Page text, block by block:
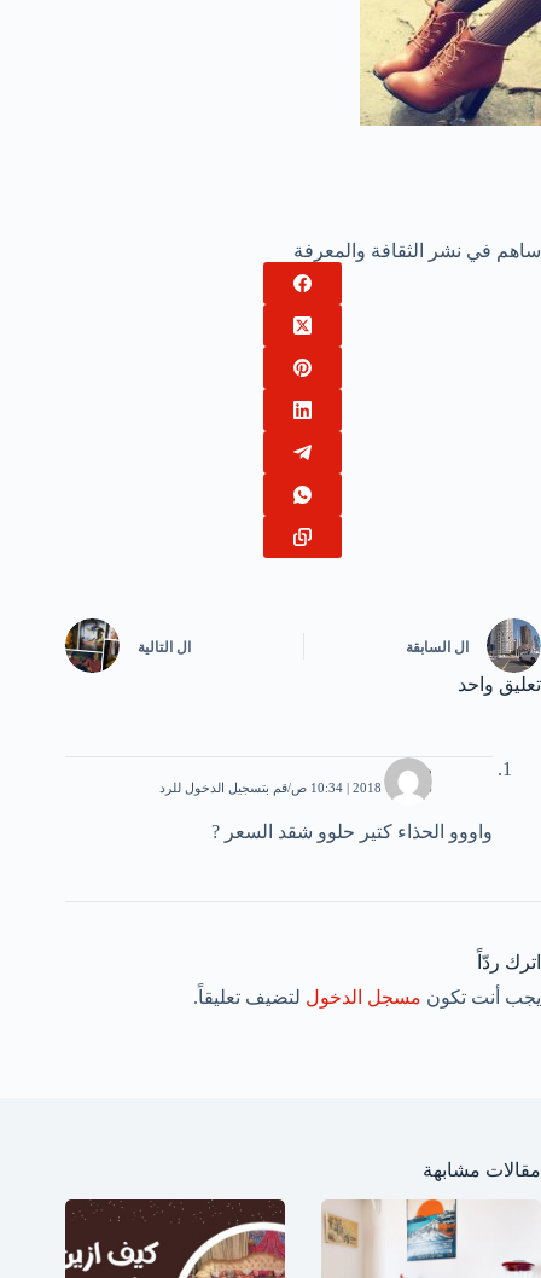
ساهم في نشر الثقافة والمعرفة
ال السابقة ال التالية
تعليق واحد
رهف
6 فبراير، 2018 | 10:34 ص قم بتسجيل الدخول للرد
واووو الحذاء كتير حلوو شقد السعر ?
اترك ردّاً
يجب أنت تكون مسجل الدخول لتضيف تعليقاً.
مقالات مشابهة